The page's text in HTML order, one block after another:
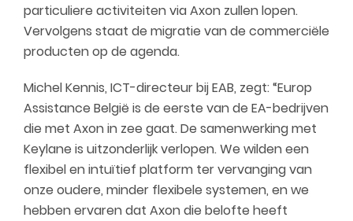
particuliere activiteiten via Axon zullen lopen.
Vervolgens staat de migratie van de commerciële
producten op de agenda.
Michel Kennis, ICT-directeur bij EAB, zegt: “Europ
Assistance België is de eerste van de EA-bedrijven
die met Axon in zee gaat. De samenwerking met
Keylane is uitzonderlijk verlopen. We wilden een
flexibel en intuïtief platform ter vervanging van
onze oudere, minder flexibele systemen, en we
hebben ervaren dat Axon die belofte heeft